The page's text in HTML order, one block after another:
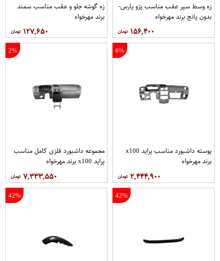
زه وسط سپر عقب مناسب پژو پارس-
بدون پانج برند مهرخواه
۱۵۶,۴۰۰
زه گوشه جلو و عقب مناسب سمند
برند مهرخواه
۱۲۷,۶۵۰
6%
پوسته داشبورد مناسب پراید x100
برند مهرخواه
۲,۴۴۴,۹۰۰
2%
مجموعه داشبورد فلزی كامل مناسب
پراید x100 برند مهرخواه
۷,۳۳۳,۵۵۰
42%
42%